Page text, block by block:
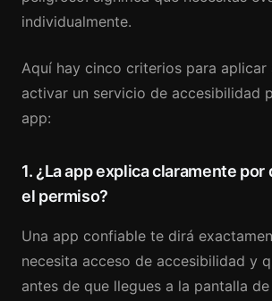
individualmente.
Aquí hay cinco criterios para aplicar
activar un servicio de accesibilidad
app:
1. ¿La app explica claramente
el permiso?
Una app confiable te dirá
necesita acceso de accesibilidad y
antes de que llegues a la pantalla